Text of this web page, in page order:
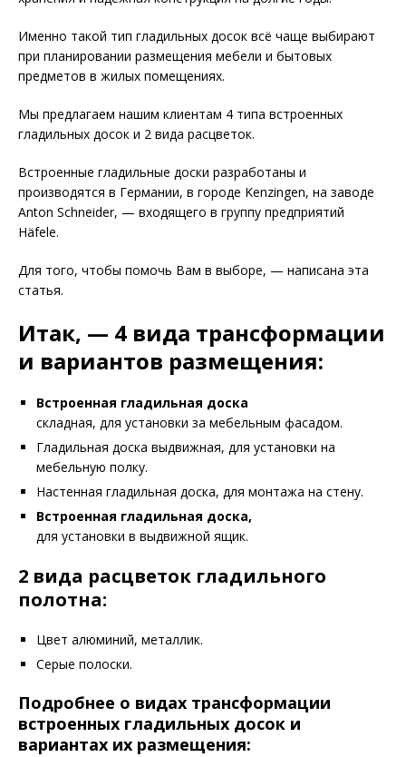
Именно такой тип гладильных досок всё чаще выбирают
при планировании размещения мебели и бытовых
предметов в жилых помещениях.
Мы предлагаем нашим клиентам 4 типа встроенных
гладильных досок и 2 вида расцветок.
Встроенные гладильные доски разработаны и
производятся в Германии, в городе Kenzingen, на заводе
Anton Schneider, — входящего в группу предприятий
Häfele.
Для того, чтобы помочь Вам в выборе, — написана эта
статья.
Итак, — 4 вида трансформации
и вариантов размещения:
Встроенная гладильная доска
складная, для установки за мебельным фасадом.
Гладильная доска выдвижная, для установки на
мебельную полку.
Настенная гладильная доска, для монтажа на стену.
Встроенная гладильная доска,
для установки в выдвижной ящик.
2 вида расцветок гладильного
полотна:
Цвет алюминий, металлик.
Серые полоски.
Подробнее о видах трансформации
встроенных гладильных досок и
вариантах их размещения: